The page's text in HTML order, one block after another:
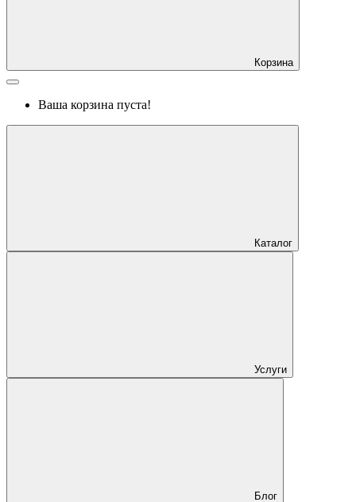
Корзина
Ваша корзина пуста!
Каталог
Услуги
Блог